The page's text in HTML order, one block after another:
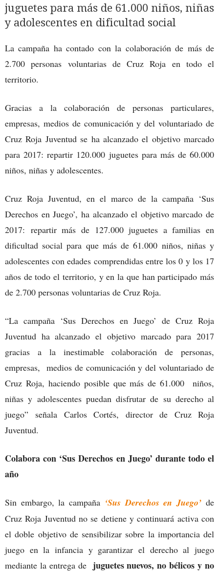
juguetes para más de 61.000 niños, niñas
y adolescentes en dificultad social
La campaña ha contado con la colaboración de más de
2.700 personas voluntarias de Cruz Roja en todo el
territorio.
Gracias a la colaboración de personas particulares,
empresas, medios de comunicación y del voluntariado de
Cruz Roja Juventud se ha alcanzado el objetivo marcado
para 2017: repartir 120.000 juguetes para más de 60.000
niños, niñas y adolescentes.
Cruz Roja Juventud, en el marco de la campaña ‘Sus
Derechos en Juego’, ha alcanzado el objetivo marcado de
2017: repartir más de 127.000 juguetes a familias en
dificultad social para que más de 61.000 niños, niñas y
adolescentes con edades comprendidas entre los 0 y los 17
años de todo el territorio, y en la que han participado más
de 2.700 personas voluntarias de Cruz Roja.
“La campaña ‘Sus Derechos en Juego’ de Cruz Roja
Juventud ha alcanzado el objetivo marcado para 2017
gracias a la inestimable colaboración de personas,
empresas, medios de comunicación y del voluntariado de
Cruz Roja, haciendo posible que más de 61.000 niños,
niñas y adolescentes puedan disfrutar de su derecho al
juego” señala Carlos Cortés, director de Cruz Roja
Juventud.
Colabora con ‘Sus Derechos en Juego’ durante todo el
año
Sin embargo, la campaña ‘Sus Derechos en Juego’ de
Cruz Roja Juventud no se detiene y continuará activa con
el doble objetivo de sensibilizar sobre la importancia del
juego en la infancia y garantizar el derecho al juego
mediante la entrega de juguetes nuevos, no bélicos y no